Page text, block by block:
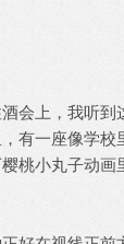
上，我听到
一座像学校
桃小丸子动画